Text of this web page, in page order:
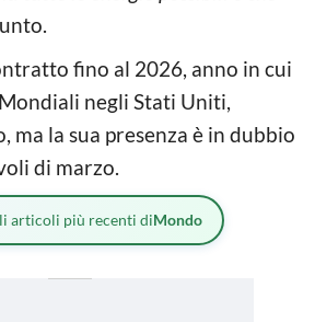
fino al 2026, anno in cui
negli Stati Uniti,
ma la sua presenza è in dubbio
di marzo.
articoli più recenti diMondo